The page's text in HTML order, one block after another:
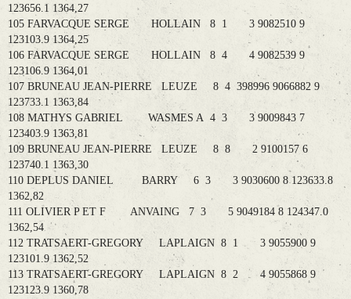
123656.1 1364,27
105 FARVACQUE SERGE HOLLAIN 8 1 3 9082510 9
123103.9 1364,25
106 FARVACQUE SERGE HOLLAIN 8 4 4 9082539 9
123106.9 1364,01
107 BRUNEAU JEAN-PIERRE LEUZE 8 4 398996 9066882 9
123733.1 1363,84
108 MATHYS GABRIEL WASMES A 4 3 3 9009843 7
123403.9 1363,81
109 BRUNEAU JEAN-PIERRE LEUZE 8 8 2 9100157 6
123740.1 1363,30
110 DEPLUS DANIEL BARRY 6 3 3 9030600 8 123633.8
1362,82
111 OLIVIER P ET F ANVAING 7 3 5 9049184 8 124347.0
1362,54
112 TRATSAERT-GREGORY LAPLAIGN 8 1 3 9055900 9
123101.9 1362,52
113 TRATSAERT-GREGORY LAPLAIGN 8 2 4 9055868 9
123123.9 1360,78